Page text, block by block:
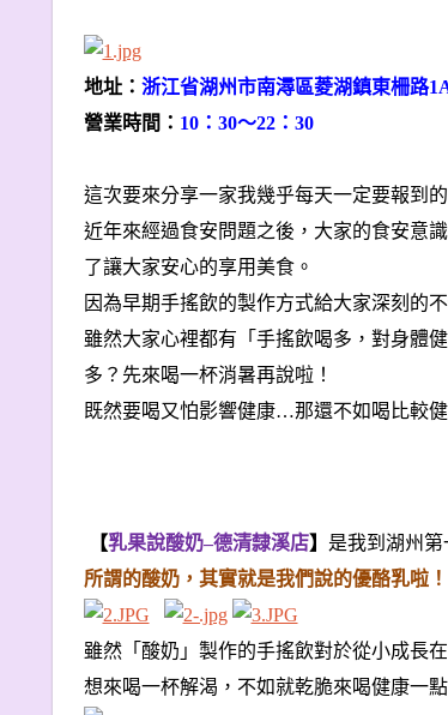
地址： 浙江省湖州市南潯區菱湖鎮東柵路
營業時間： 10：30〜22：30
這次要來分享一家我幾乎每天一定要報到
近年來經過食安問題之後，大家的食安意
了讓大家安心的享用美食。
因為早期手搖飲的製作方式給大家深刻的
雖然大家心裡都有「手搖飲喝多，對身體
多？先來喝一杯消暑再說啦！
既然要喝又怕影響健康…那還不如喝比較
【乳果說酸奶–德清隸溪店】 是我到湖州第
所謂的酸奶，其實就是我們說的優酪乳啦！
雖然「酸奶」製作的手搖飲對於從小成長
想來喝一杯解渴，不如就乾脆來喝健康一點